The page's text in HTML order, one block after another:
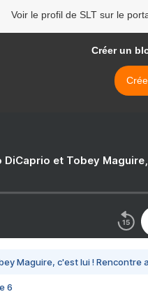
Voir le profil de SLT sur le
Créer un
DiCaprio et Tobey
Maguire, c'est lui ! Rencontre
6